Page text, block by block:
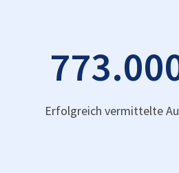
Erfolgreich vermittelte